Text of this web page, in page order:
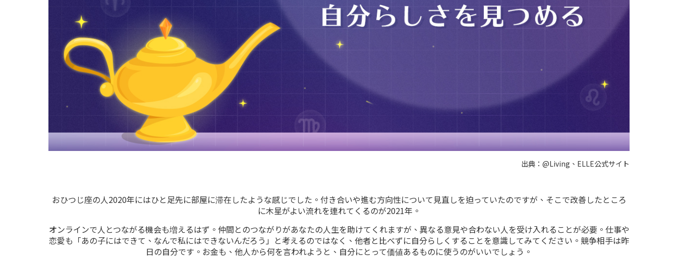
出典：@Living、ELLE公式サイト
おひつじ座の人2020年にはひと足先に部屋に滞在したような感じでした。付き合いや進む方向性について見直しを迫っていたのですが、そこで改善したところ
に木星がよい流れを連れてくるのが2021年。
オンラインで人とつながる機会も増えるはず。仲間とのつながりがあなたの人生を助けてくれますが、異なる意見や合わない人を受け入れることが必要。仕事や
恋愛も「あの子にはできて、なんで私にはできないんだろう」と考えるのではなく、他者と比べずに自分らしくすることを意識してみてください。競争相手は昨
日の自分です。お金も、他人から何を言われようと、自分にとって価値あるものに使うのがいいでしょう。